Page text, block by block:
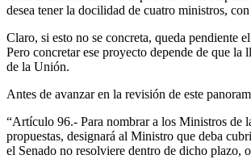
desea tener la docilidad de cuatro ministros,
Claro, si esto no se concreta, queda pendiente
Pero concretar ese proyecto depende de que
de la Unión.
Antes de avanzar en la revisión de este
“Artículo 96.- Para nombrar a los Ministros de
propuestas, designará al Ministro que deba
el Senado no resolviere dentro de dicho plazo,